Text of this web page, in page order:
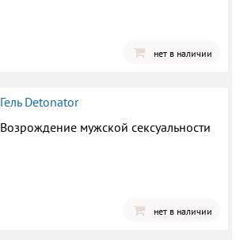
нет в наличии
Гель Detonator
Возрождение мужской сексуальности
нет в наличии